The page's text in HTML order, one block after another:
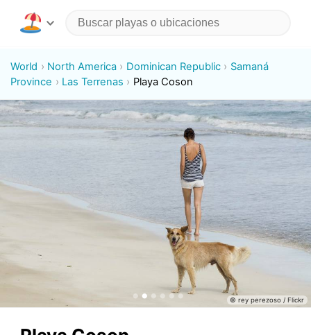
World North America Dominican Republic
Samaná
Province
Las Terrenas Playa Coson